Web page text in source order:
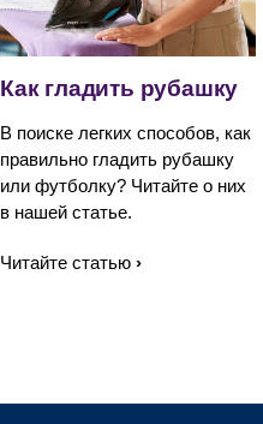
Как гладить рубашку
В поиске легких способов, как
правильно гладить рубашку
или футболку? Читайте о них
в нашей статье.
Читайте статью